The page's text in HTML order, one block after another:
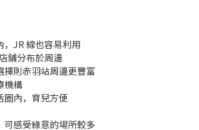
JR 線也容易利用
分布於周邊
則赤羽站周邊更豐富
機構
內，育兒方便
感受綠意的場所較多